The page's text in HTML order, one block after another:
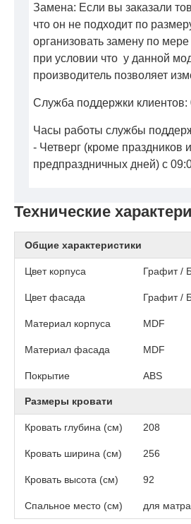
Технические
Общие характеристики
Цвет корпуса Графит /
Цвет фасада Графит /
Материал корпуса MDF
Материал фасада MDF
Покрытие АВS
Размеры кровати
Кровать глубина (см) 208
Кровать ширина (см) 256
Кровать высота (см) 92
Спальное место (см) для
Замена: Если вы заказали
что он не подходит по
организовать замену по
при условии что у данной
производитель позволяет
Служба поддержки клиентов:
Часы работы службы
- Четверг (кроме праздников и
предпраздничных дней) с